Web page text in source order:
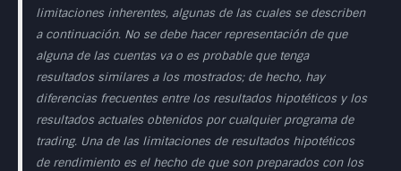
limitaciones inherentes, algunas de las cuales se describen
a continuación. No se debe hacer representación de que
alguna de las cuentas va o es probable que tenga
resultados similares a los mostrados; de hecho, hay
diferencias frecuentes entre los resultados hipotéticos y los
resultados actuales obtenidos por cualquier programa de
trading. Una de las limitaciones de resultados hipotéticos
de rendimiento es el hecho de que son preparados con los